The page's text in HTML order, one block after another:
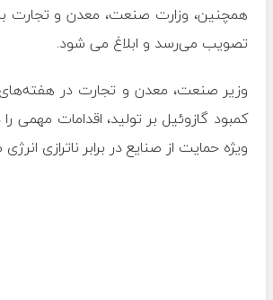
همچنین، وزارت صنعت، معدن و تجارت
تصویب می‌رسد و ابلاغ می شود.
وزیر صنعت، معدن و تجارت در
کمبود گازوئیل بر تولید، اقدامات
ویژه حمایت از صنایع در برابر ناترازی